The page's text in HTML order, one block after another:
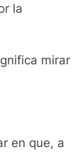
la
mirar
en que, a